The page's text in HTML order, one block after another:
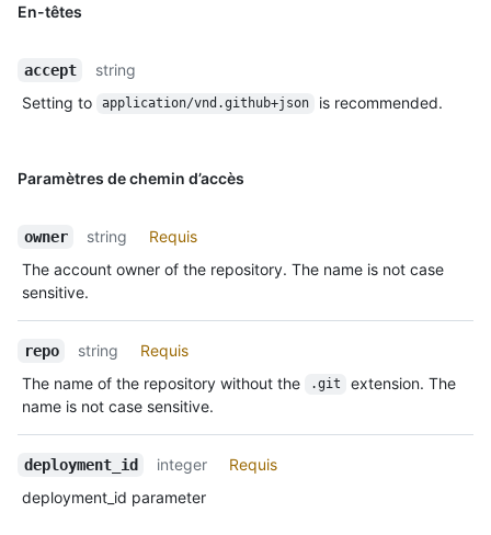
En-têtes
accept
string
Setting to
application/vnd.github+json is recommended.
Paramètres de chemin d’accès
owner string
Requis
The account owner of the repository. The name is not case
sensitive.
repo string
Requis
The name of the repository without the
.git
extension. The
name is not case sensitive.
deployment_id integer
Requis
deployment_id parameter